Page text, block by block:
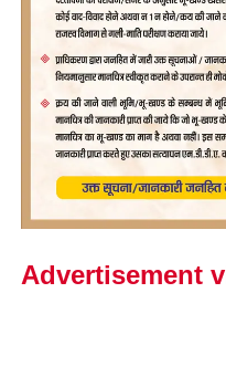
Advertisement